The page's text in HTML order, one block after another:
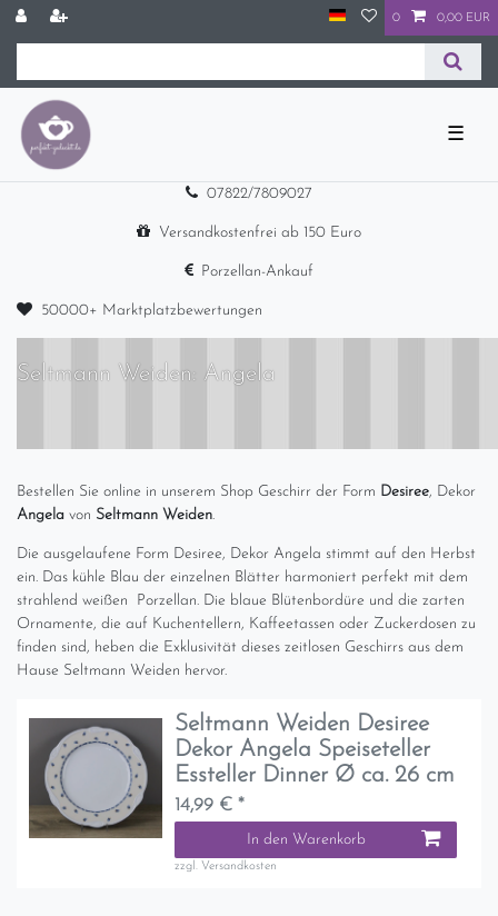
0 0,00 EUR
☰
07822/7809027
Versandkostenfrei ab 150 Euro
Porzellan-Ankauf
50000+ Marktplatzbewertungen
Seltmann Weiden: Angela
Bestellen Sie online in unserem Shop Geschirr der Form Desiree, Dekor
Angela von Seltmann Weiden.
Die ausgelaufene Form Desiree, Dekor Angela stimmt auf den Herbst
ein. Das kühle Blau der einzelnen Blätter harmoniert perfekt mit dem
strahlend weißen Porzellan. Die blaue Blütenbordüre und die zarten
Ornamente, die auf Kuchentellern, Kaffeetassen oder Zuckerdosen zu
finden sind, heben die Exklusivität dieses zeitlosen Geschirrs aus dem
Hause Seltmann Weiden hervor.
Seltmann Weiden Desiree
Dekor Angela Speiseteller
Essteller Dinner Ø ca. 26 cm
14,99 € *
In den Warenkorb
zzgl. Versandkosten